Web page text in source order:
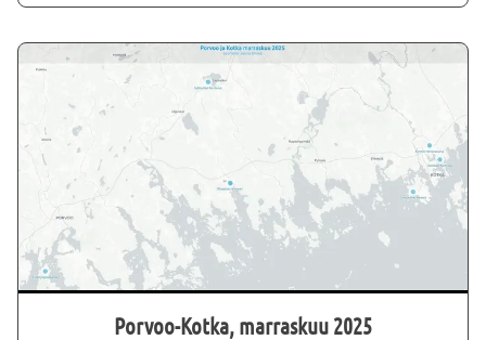
kohteet •⁠ ⁠Eräkokkailua •⁠ ⁠Pyörien testausta •⁠ ⁠Uisteluveneen
esittelyä •⁠ ⁠Äänirentoutusta by Vaskilintu •⁠ ⁠Vesiurheiluvälineiden
testausta •⁠ ⁠Luontoaiheisia kisoja
Porvoo-Kotka, marraskuu 2025